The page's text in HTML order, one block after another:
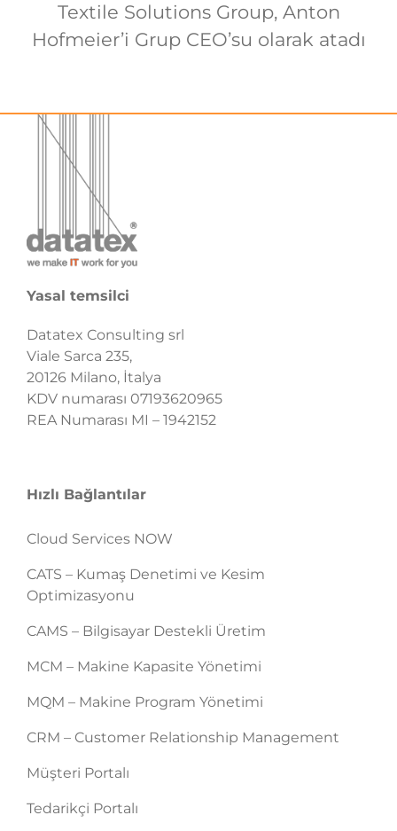
Textile Solutions Group, Anton
Hofmeier’i Grup CEO’su olarak atadı
Yasal temsilci
Datatex Consulting srl
Viale Sarca 235,
20126 Milano, İtalya
KDV numarası 07193620965
REA Numarası MI – 1942152
Hızlı Bağlantılar
Cloud Services NOW
CATS – Kumaş Denetimi ve Kesim
Optimizasyonu
CAMS – Bilgisayar Destekli Üretim
MCM – Makine Kapasite Yönetimi
MQM – Makine Program Yönetimi
CRM – Customer Relationship Management
Müşteri Portalı
Tedarikçi Portalı